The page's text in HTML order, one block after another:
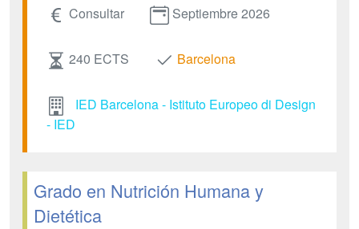
Consultar Septiembre 2026
240 ECTS Barcelona
IED Barcelona - Istituto Europeo di Design
- IED
Grado en Nutrición Humana y
Dietética